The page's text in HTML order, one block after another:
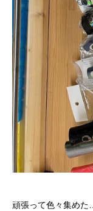
頑張って色々集めた…